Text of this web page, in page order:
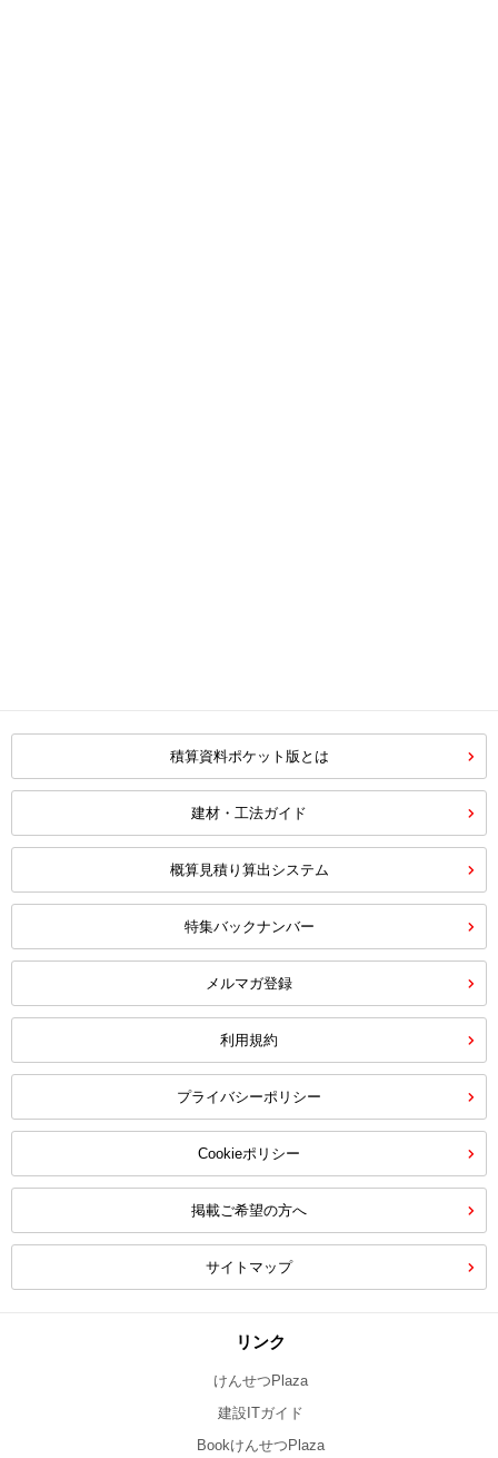
積算資料ポケット版とは
建材・工法ガイド
概算見積り算出システム
特集バックナンバー
メルマガ登録
利用規約
プライバシーポリシー
Cookieポリシー
掲載ご希望の方へ
サイトマップ
リンク
けんせつPlaza
建設ITガイド
BookけんせつPlaza